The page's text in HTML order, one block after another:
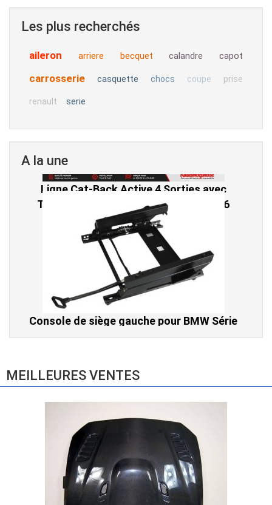
Les plus recherchés
aileron arriere becquet calandre capot
carrosserie casquette chocs coupe prise
renault serie
A la une
Console de siège gauche pour BMW Série
3 E46 (hors Cabriolet et CSL) et BMW X3
E83 (2004-2010)
MEILLEURES VENTES